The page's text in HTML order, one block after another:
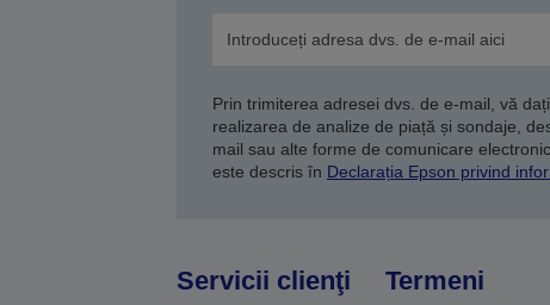
Prin trimiterea adresei dvs. de e-mail, vă
realizarea de analize de piață și sondaje,
mail sau alte forme de comunicare
este descris în Declarația Epson privind
Servicii clienţi Termeni